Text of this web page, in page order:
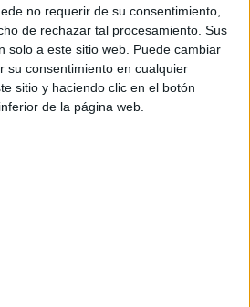
no requerir de su consentimiento,
de rechazar tal procesamiento. Sus
solo a este sitio web. Puede cambiar
su consentimiento en cualquier
sitio y haciendo clic en el botón
de la página web.